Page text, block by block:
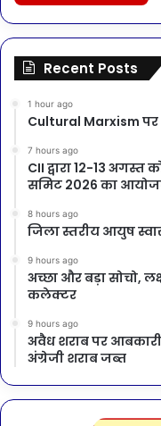
Recent Posts
1 hour ago
Cultural Marxism
7 hours ago
CII द्वारा 12-13 अगस्त
समिट 2026 का
8 hours ago
जिला स्तरीय आयुष
9 hours ago
अच्छा और बड़ा सोचो,
कलेक्टर
9 hours ago
अवैध शराब पर
अंग्रेजी शराब जब्त